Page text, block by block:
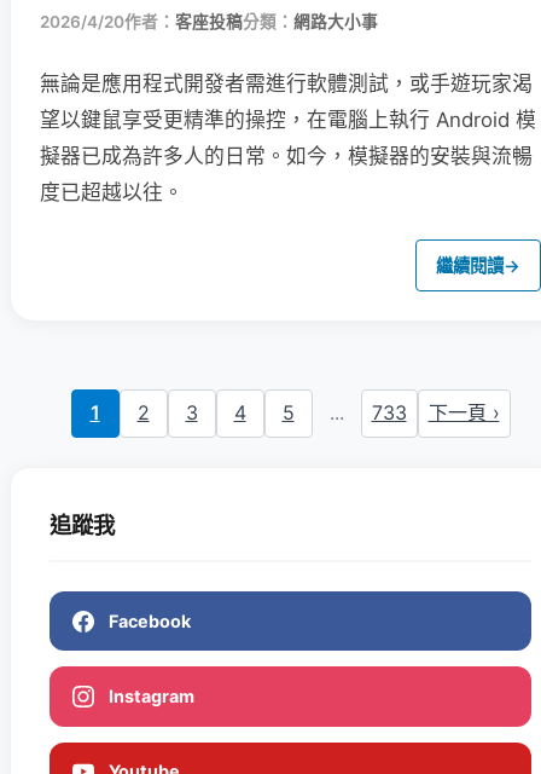
2026/4/20作者： 客座投稿分類： 網路大小事
無論是應用程式開發者需進行軟體測試，或手遊玩家渴
望以鍵鼠享受更精準的操控，在電腦上執行 Android 模
擬器已成為許多人的日常。如今，模擬器的安裝與流暢
度已超越以往。
繼續閱讀→
1 2 3 4 5 ... 733 下一頁 ›
追蹤我
Facebook
Instagram